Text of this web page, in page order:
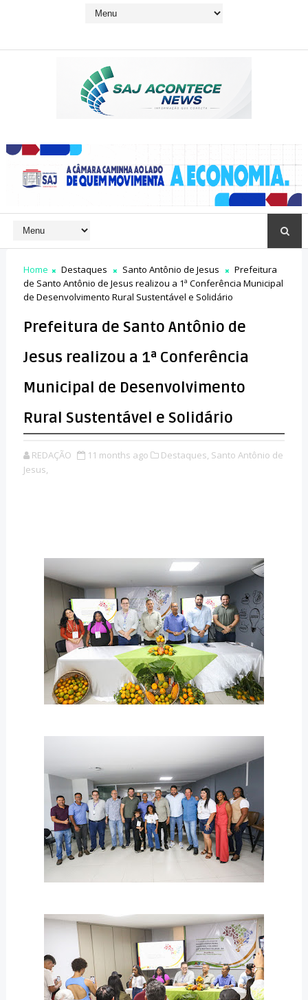
Home Destaques Santo Antônio de Jesus
Prefeitura
de Santo Antônio de Jesus realizou a 1ª Conferência Municipal
de Desenvolvimento Rural Sustentável e Solidário
Prefeitura de Santo Antônio de
Jesus realizou a 1ª Conferência
Municipal de Desenvolvimento
Rural Sustentável e Solidário
REDAÇÃO 11 months ago Destaques, Santo Antônio de
Jesus,